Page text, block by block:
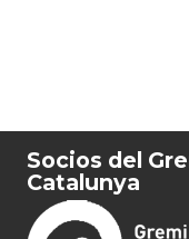
Socios del
Catalunya